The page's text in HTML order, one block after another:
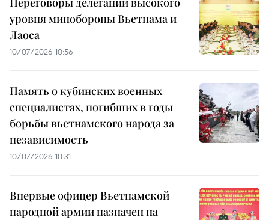
уровня минобороны Вьетнама и
Лаоса
10/07/2026 10:56
Память о кубинских военных
специалистах, погибших в годы
борьбы вьетнамского народа за
независимость
10/07/2026 10:31
Впервые офицер Вьетнамской
народной армии назначен на